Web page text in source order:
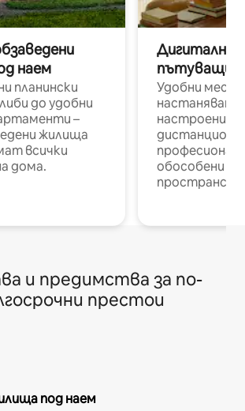
наем
планински
до удобни
–
жилища
всички
дома.
Дигитални
пътуващи
Удобни
настаняване
настроени и
обособени
и предимства за по-
престои
под наем